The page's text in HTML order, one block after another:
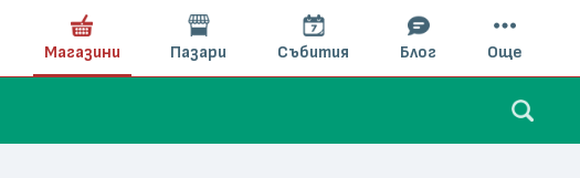
Магазини Пазари Събития Блог Още